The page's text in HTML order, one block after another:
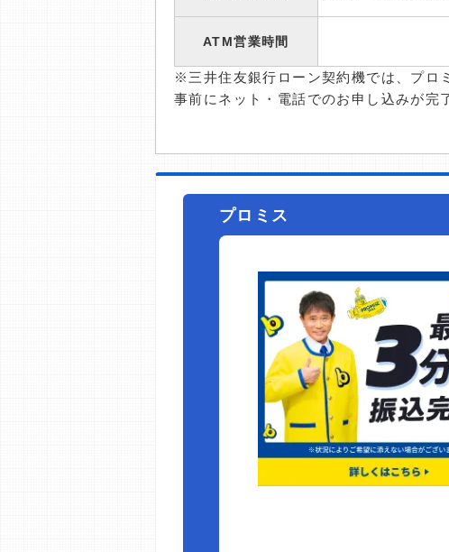
ATM営業時間
※三井住友銀行ローン契約機では、プロ
事前にネット・電話でのお申し込みが完
プロミス